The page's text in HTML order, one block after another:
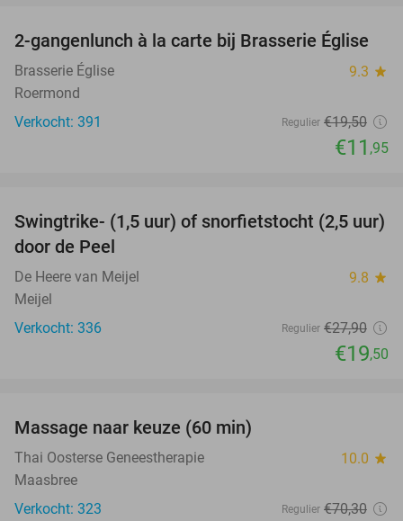
39%
2-gangenlunch à la carte bij Brasserie Église
Brasserie Église 9.3 star
Roermond
Verkocht: 391
Regulier €19,50
€11 ,95
30%
Swingtrike- (1,5 uur) of snorfietstocht (2,5 uur)
door de Peel
De Heere van Meijel 9.8 star
Meijel
Verkocht: 336
Regulier €27,90
€19,50
Massage naar keuze (60 min)
Thai Oosterse Geneestherapie 10.0 star
Maasbree
Verkocht: 323
Regulier €70,30